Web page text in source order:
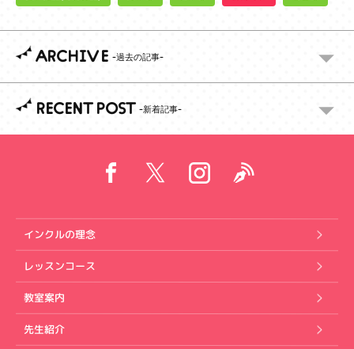
ARCHIVE
RECENT POST
インクルの理念
レッスンコース
教室案内
先生紹介